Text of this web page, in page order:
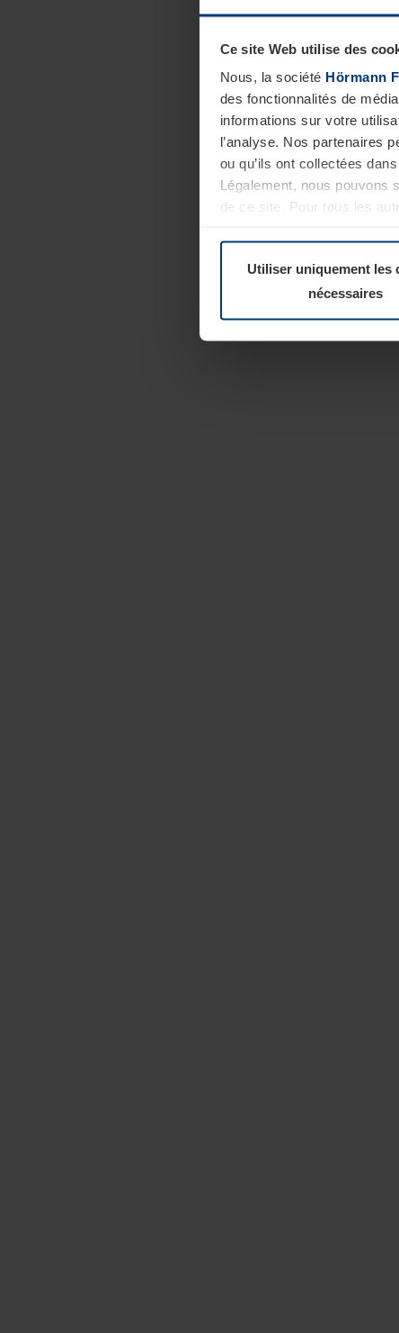
Ce site Web utilise des
Nous, la société Hörmann
des fonctionnalités de
informations sur votre
l’analyse. Nos partenaires
ou qu’ils ont collectées
Légalement, nous pouvons
de ce site. Pour tous les
Utiliser uniquement les
nécessaires